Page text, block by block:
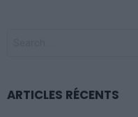
ARTICLES RÉCENTS